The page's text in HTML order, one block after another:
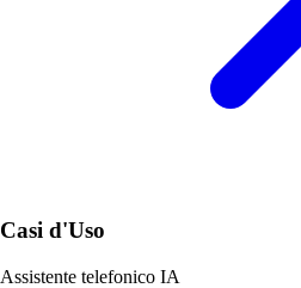
Casi d'Uso
Assistente telefonico IA